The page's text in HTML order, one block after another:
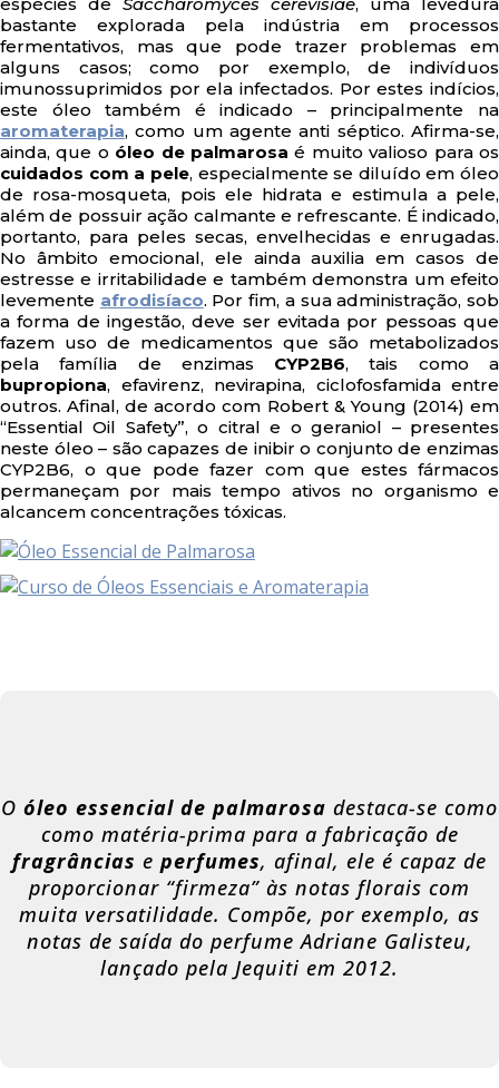
bastante explorada pela indústria em processos
fermentativos, mas que pode trazer problemas em
alguns casos; como por exemplo, de indivíduos
imunossuprimidos por ela infectados. Por estes indícios,
este óleo também é indicado – principalmente na
aromaterapia, como um agente anti séptico. Afirma-se,
ainda, que o óleo de palmarosa é muito valioso para os
cuidados com a pele, especialmente se diluído em óleo
de rosa-mosqueta, pois ele hidrata e estimula a pele,
além de possuir ação calmante e refrescante. É indicado,
portanto, para peles secas, envelhecidas e enrugadas.
No âmbito emocional, ele ainda auxilia em casos de
estresse e irritabilidade e também demonstra um efeito
levemente afrodisíaco. Por fim, a sua administração, sob
a forma de ingestão, deve ser evitada por pessoas que
fazem uso de medicamentos que são metabolizados
pela família de enzimas CYP2B6, tais como a
bupropiona, efavirenz, nevirapina, ciclofosfamida entre
outros. Afinal, de acordo com Robert & Young (2014) em
“Essential Oil Safety”, o citral e o geraniol – presentes
neste óleo – são capazes de inibir o conjunto de enzimas
CYP2B6, o que pode fazer com que estes fármacos
permaneçam por mais tempo ativos no organismo e
alcancem concentrações tóxicas.
O óleo essencial de palmarosa destaca-se como
como matéria-prima para a fabricação de
fragrâncias e perfumes, afinal, ele é capaz de
proporcionar “firmeza” às notas florais com
muita versatilidade. Compõe, por exemplo, as
notas de saída do perfume Adriane Galisteu,
lançado pela Jequiti em 2012.